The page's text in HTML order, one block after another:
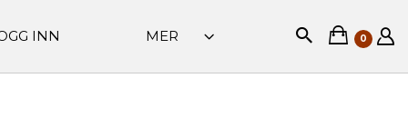
INN MER 0